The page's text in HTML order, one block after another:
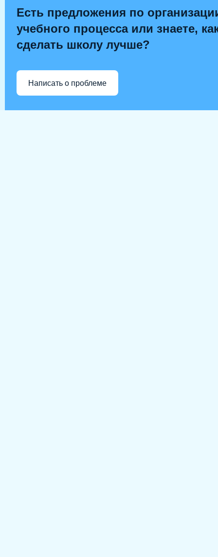
Есть предложения по
учебного процесса или знаете,
сделать школу лучше?
Написать о проблеме